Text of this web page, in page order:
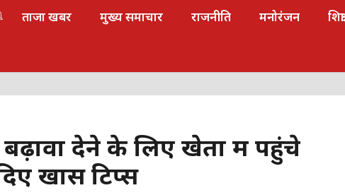
ताजा खबर मुख्य समाचार राजनीति मनोरंजन शिक्षा
बढ़ावा देने के लिए खेतों में पहुंचे
खास टिप्स